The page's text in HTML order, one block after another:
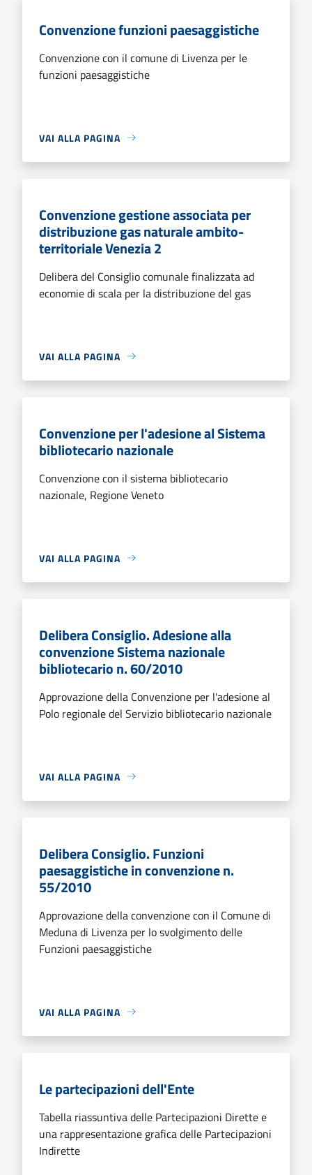
Convenzione funzioni paesaggistiche
Convenzione con il comune di Livenza per le
funzioni paesaggistiche
VAI ALLA PAGINA
Convenzione gestione associata per
distribuzione gas naturale ambito-
territoriale Venezia 2
Delibera del Consiglio comunale finalizzata ad
economie di scala per la distribuzione del gas
VAI ALLA PAGINA
Convenzione per l'adesione al Sistema
bibliotecario nazionale
Convenzione con il sistema bibliotecario
nazionale, Regione Veneto
VAI ALLA PAGINA
Delibera Consiglio. Adesione alla
convenzione Sistema nazionale
bibliotecario n. 60/2010
Approvazione della Convenzione per l'adesione al
Polo regionale del Servizio bibliotecario nazionale
VAI ALLA PAGINA
Delibera Consiglio. Funzioni
paesaggistiche in convenzione n.
55/2010
Approvazione della convenzione con il Comune di
Meduna di Livenza per lo svolgimento delle
Funzioni paesaggistiche
VAI ALLA PAGINA
Le partecipazioni dell'Ente
Tabella riassuntiva delle Partecipazioni Dirette e
una rappresentazione grafica delle Partecipazioni
Indirette